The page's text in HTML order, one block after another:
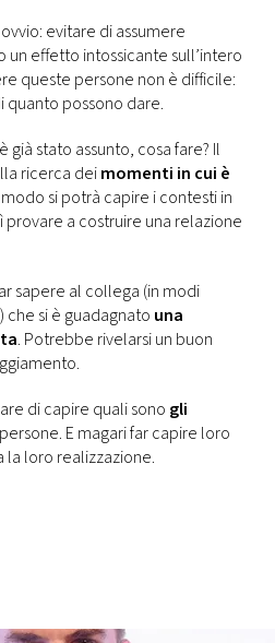
evitare di assumere
un effetto intossicante sull’intero
queste persone non è difficile:
possono dare.
già stato assunto, cosa fare? Il
ricerca deimomenti in cui è
si potrà capire i contesti in
a costruire una relazione
sapere al collega (in modi
si è guadagnato una
. Potrebbe rivelarsi un buon
di capire quali sono gli
E magari far capire loro
la loro realizzazione.